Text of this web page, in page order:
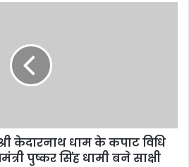
केदारनाथ धाम के कपाट विधि
पुष्कर सिंह धामी बने साक्षी